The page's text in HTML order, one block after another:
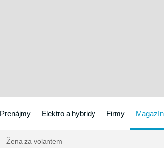
Prenájmy Elektro a hybridy Firmy Magazín
Žena za volantem